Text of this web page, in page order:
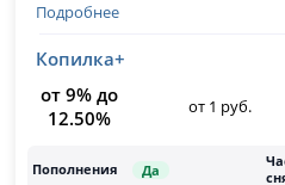
Подробнее
Копилка+
от 9% до
12.50%
от 1 руб.